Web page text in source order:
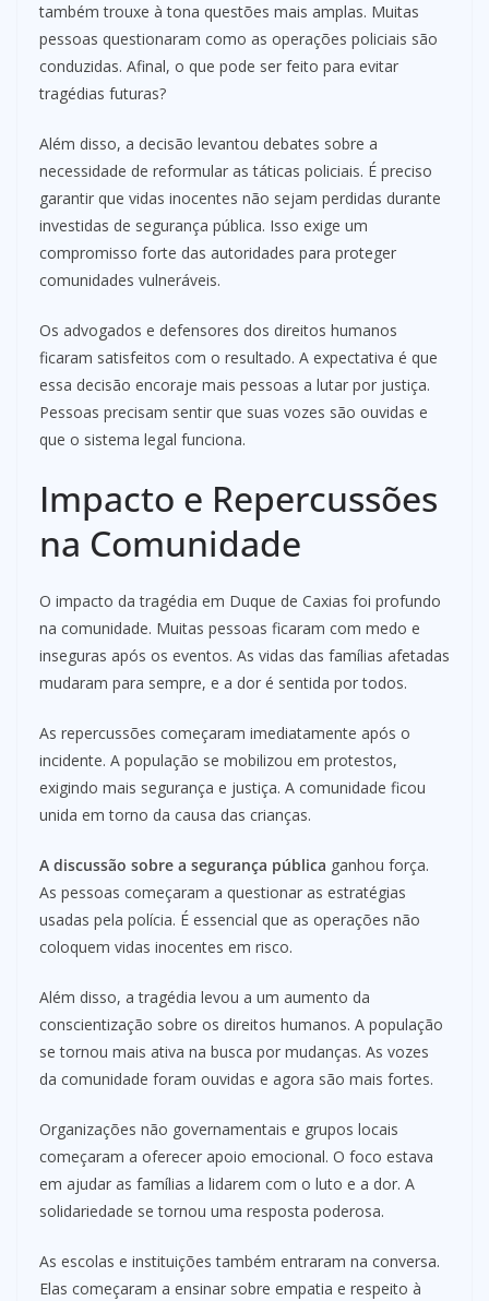
também trouxe à tona questões mais amplas. Muitas
pessoas questionaram como as operações policiais são
conduzidas. Afinal, o que pode ser feito para evitar
tragédias futuras?
Além disso, a decisão levantou debates sobre a
necessidade de reformular as táticas policiais. É preciso
garantir que vidas inocentes não sejam perdidas durante
investidas de segurança pública. Isso exige um
compromisso forte das autoridades para proteger
comunidades vulneráveis.
Os advogados e defensores dos direitos humanos
ficaram satisfeitos com o resultado. A expectativa é que
essa decisão encoraje mais pessoas a lutar por justiça.
Pessoas precisam sentir que suas vozes são ouvidas e
que o sistema legal funciona.
Impacto e Repercussões
na Comunidade
O impacto da tragédia em Duque de Caxias foi profundo
na comunidade. Muitas pessoas ficaram com medo e
inseguras após os eventos. As vidas das famílias afetadas
mudaram para sempre, e a dor é sentida por todos.
As repercussões começaram imediatamente após o
incidente. A população se mobilizou em protestos,
exigindo mais segurança e justiça. A comunidade ficou
unida em torno da causa das crianças.
A discussão sobre a segurança pública ganhou força.
As pessoas começaram a questionar as estratégias
usadas pela polícia. É essencial que as operações não
coloquem vidas inocentes em risco.
Além disso, a tragédia levou a um aumento da
conscientização sobre os direitos humanos. A população
se tornou mais ativa na busca por mudanças. As vozes
da comunidade foram ouvidas e agora são mais fortes.
Organizações não governamentais e grupos locais
começaram a oferecer apoio emocional. O foco estava
em ajudar as famílias a lidarem com o luto e a dor. A
solidariedade se tornou uma resposta poderosa.
As escolas e instituições também entraram na conversa.
Elas começaram a ensinar sobre empatia e respeito à